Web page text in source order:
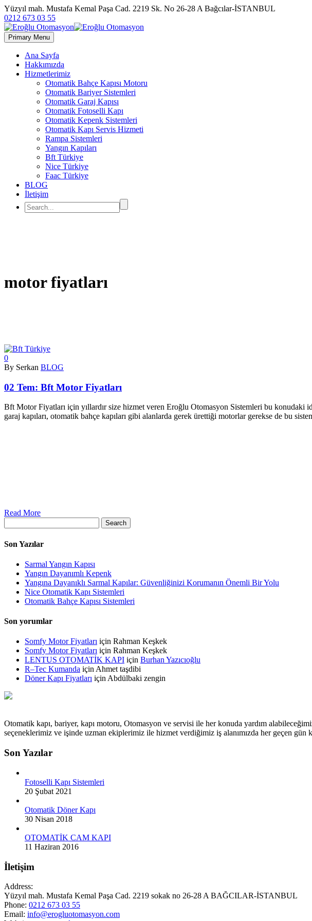
Yüzyıl mah. Mustafa Kemal Paşa Cad. 2219 Sk. No 26-28 A Bağcılar-İSTANBUL
0212 673 03 55
Primary Menu
Ana Sayfa
Hakkımızda
Hizmetlerimiz
Otomatik Bahçe Kapısı Motoru
Otomatik Bariyer Sistemleri
Otomatik Garaj Kapısı
Otomatik Fotoselli Kapı
Otomatik Kepenk Sistemleri
Otomatik Kapı Servis Hizmeti
Rampa Sistemleri
Yangın Kapıları
Bft Türkiye
Nice Türkiye
Faac Türkiye
BLOG
İletişim
motor fiyatları
0
By Serkan BLOG
02 Tem: Bft Motor Fiyatları
Bft Motor Fiyatları için yıllardır size hizmet veren Eroğlu Otomasyon Sistemleri bu konudaki
garaj kapıları, otomatik bahçe kapıları gibi alanlarda gerek ürettiği motorlar gerekse de bu
Read More
Search
Son Yazılar
Sarmal Yangın Kapısı
Yangın Dayanımlı Kepenk
Yangına Dayanıklı Sarmal Kapılar: Güvenliğinizi Korumanın Önemli Bir Yolu
Nice Otomatik Kapı Sistemleri
Otomatik Bahçe Kapısı Sistemleri
Son yorumlar
Somfy Motor Fiyatları için Rahman Keşkek
Somfy Motor Fiyatları için Rahman Keşkek
LENTUS OTOMATİK KAPI için Burhan Yazıcıoğlu
R–Tec Kumanda için Ahmet taşdibi
Döner Kapı Fiyatları için Abdülbaki zengin
Otomatik kapı, bariyer, kapı motoru, Otomasyon ve servisi ile her konuda yardım
seçeneklerimiz ve işinde uzman ekiplerimiz ile hizmet verdiğimiz iş alanımızda her geçen
Son Yazılar
Fotoselli Kapı Sistemleri
20 Şubat 2021
Otomatik Döner Kapı
30 Nisan 2018
OTOMATİK CAM KAPI
11 Haziran 2016
İletişim
Address:
Yüzyıl mah. Mustafa Kemal Paşa Cad. 2219 sokak no 26-28 A BAĞCILAR-İSTANBUL
Phone: 0212 673 03 55
Email: info@erogluotomasyon.com